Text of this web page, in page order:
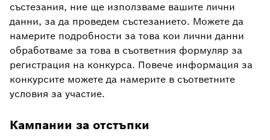
състезания, ние ще използваме вашите лични
данни, за да проведем състезанието. Можете да
намерите подробности за това кои лични данни
обработваме за това в съответния формуляр за
регистрация на конкурса. Повече информация за
конкурсите можете да намерите в съответните
условия за участие.
Кампании за отстъпки